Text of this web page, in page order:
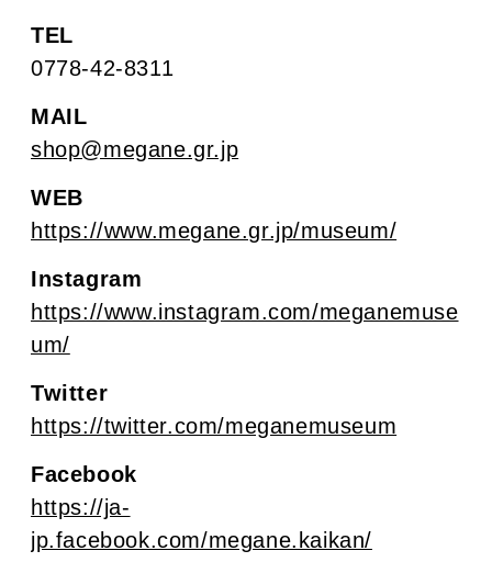
TEL
0778-42-8311
MAIL
shop@megane.gr.jp
WEB
https://www.megane.gr.jp/museum/
Instagram
https://www.instagram.com/meganemuse
um/
Twitter
https://twitter.com/meganemuseum
Facebook
https://ja-
jp.facebook.com/megane.kaikan/